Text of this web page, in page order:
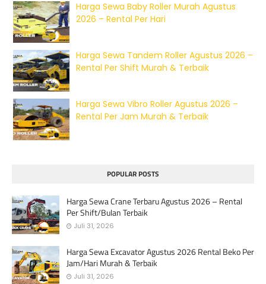
Harga Sewa Baby Roller Murah Agustus
2026 – Rental Per Hari
Harga Sewa Tandem Roller Agustus 2026 –
Rental Per Shift Murah & Terbaik
Harga Sewa Vibro Roller Agustus 2026 –
Rental Per Jam Murah & Terbaik
POPULAR POSTS
Harga Sewa Crane Terbaru Agustus 2026 – Rental
Per Shift/Bulan Terbaik
Juli 31, 2026
Harga Sewa Excavator Agustus 2026 Rental Beko Per
Jam/Hari Murah & Terbaik
Juli 31, 2026